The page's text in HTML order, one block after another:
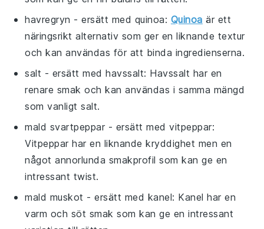
havregryn - ersätt med quinoa: Quinoa är ett
näringsrikt alternativ som ger en liknande textur
och kan användas för att binda ingredienserna.
salt - ersätt medhavssalt: Havssalt har en
renare smak och kan användas i samma mängd
som vanligt salt.
mald svartpeppar - ersätt medvitpeppar:
Vitpeppar har en liknande kryddighet men en
något annorlunda smakprofil som kan ge en
intressant twist.
mald muskot - ersätt med kanel: Kanel har en
varm och söt smak som kan ge en intressant